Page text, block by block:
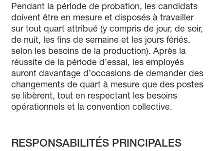
Pendant la période de probation, les candidats
doivent être en mesure et disposés à travailler
sur tout quart attribué (y compris de jour, de soir,
de nuit, les fins de semaine et les jours fériés,
selon les besoins de la production). Après la
réussite de la période d’essai, les employés
auront davantage d’occasions de demander des
changements de quart à mesure que des postes
se libèrent, tout en respectant les besoins
opérationnels et la convention collective.
RESPONSABILITÉS PRINCIPALES